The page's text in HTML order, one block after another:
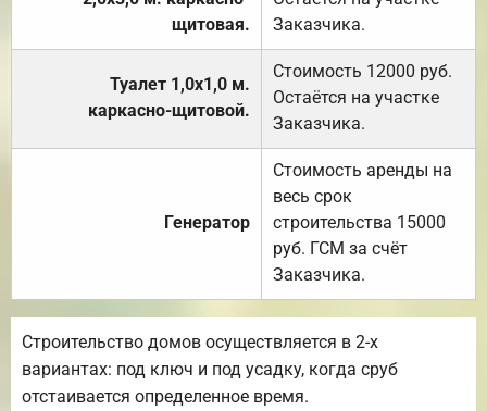
щитовая.
Заказчика.
Туалет 1,0х1,0 м.
каркасно-щитовой.
Стоимость 12000 руб.
Остаётся на участке
Заказчика.
Генератор
Стоимость аренды на
весь срок
строительства 15000
руб. ГСМ за счёт
Заказчика.
Строительство домов осуществляется в 2-х
вариантах: под ключ и под усадку, когда сруб
отстаивается определенное время.